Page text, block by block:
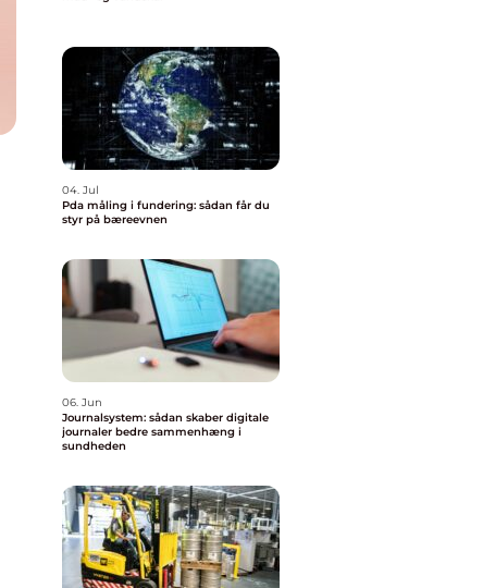
04. Jul
Pda måling i fundering: sådan får du
styr på bæreevnen
06. Jun
Journalsystem: sådan skaber digitale
journaler bedre sammenhæng i
sundheden